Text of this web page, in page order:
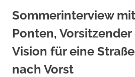
Sommerinterview
Ponten, Vorsitzender
Vision für eine
nach Vorst